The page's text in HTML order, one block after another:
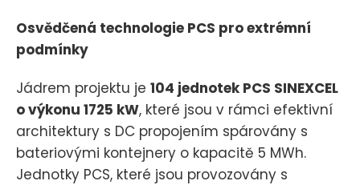
Osvědčená technologie PCS pro extrémní
podmínky
Jádrem projektu je 104 jednotek PCS SINEXCEL
o výkonu 1725 kW, které jsou v rámci efektivní
architektury s DC propojením spárovány s
bateriovými kontejnery o kapacitě 5 MWh.
Jednotky PCS, které jsou provozovány s